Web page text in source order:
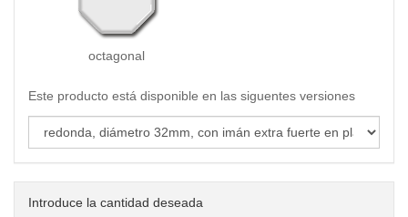
octagonal
Este producto está disponible en las siguentes versiones
Introduce la cantidad deseada